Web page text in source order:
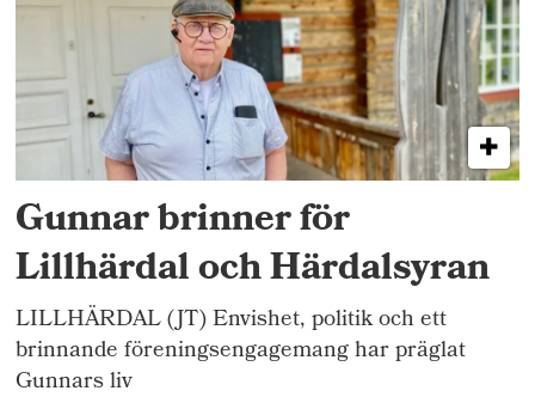
Gunnar brinner för
Lillhärdal och Härdalsyran
LILLHÄRDAL (JT) Envishet, politik och ett
brinnande föreningsengagemang har präglat
Gunnars liv